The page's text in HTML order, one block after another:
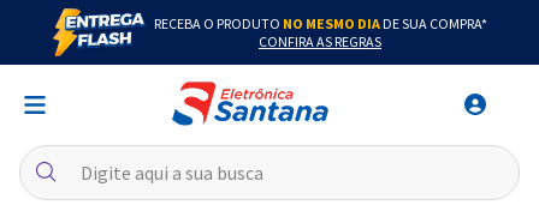
RECEBA O PRODUTO NO MESMO DIADE SUA COMPRA*
CONFIRA AS REGRAS